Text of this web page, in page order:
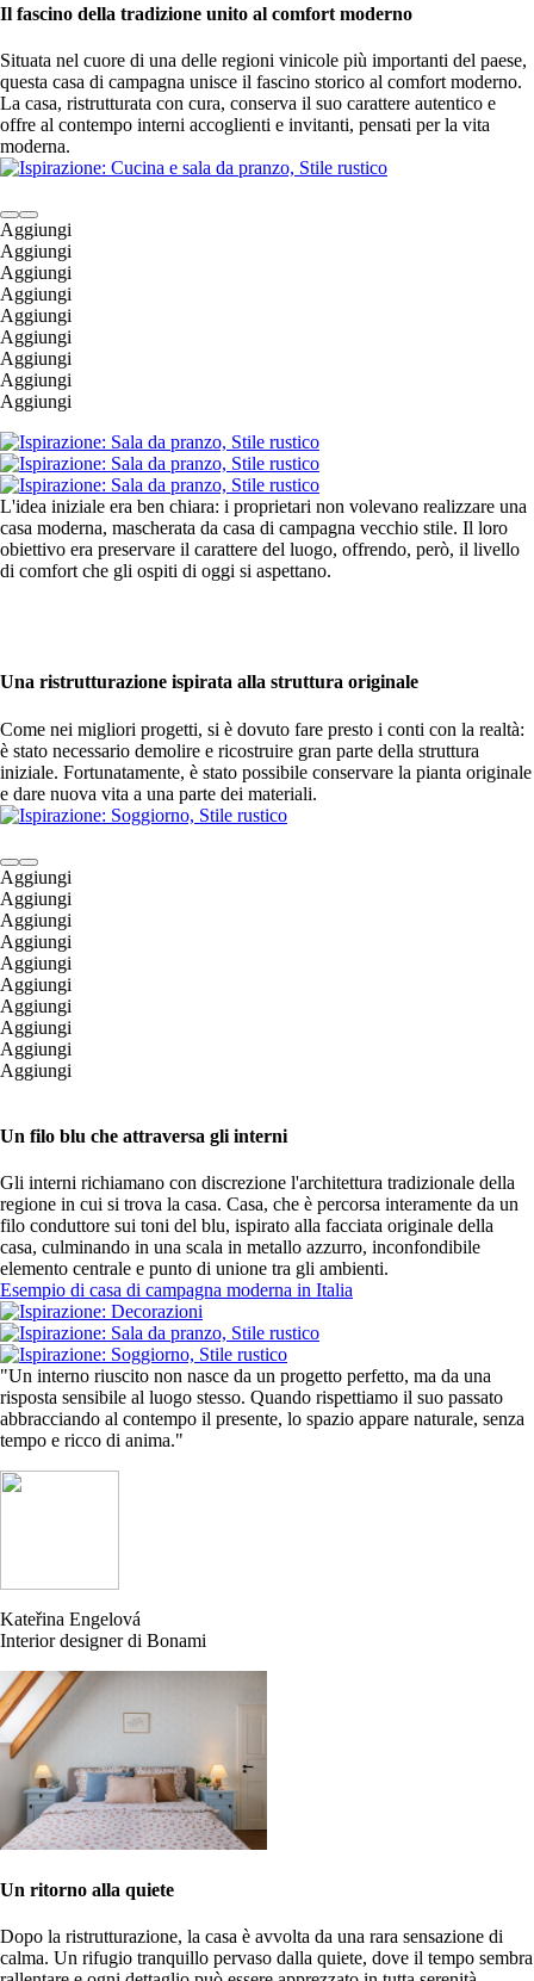
Il fascino della tradizione unito al comfort moderno
Situata nel cuore di una delle regioni vinicole più importanti del paese,
questa casa di campagna unisce il fascino storico al comfort moderno.
La casa, ristrutturata con cura, conserva il suo carattere autentico e
offre al contempo interni accoglienti e invitanti, pensati per la vita
moderna.
Aggiungi
Aggiungi
Aggiungi
Aggiungi
Aggiungi
Aggiungi
Aggiungi
Aggiungi
Aggiungi
L'idea iniziale era ben chiara: i proprietari non volevano realizzare una
casa moderna, mascherata da casa di campagna vecchio stile. Il loro
obiettivo era preservare il carattere del luogo, offrendo, però, il livello
di comfort che gli ospiti di oggi si aspettano.
Una ristrutturazione ispirata alla struttura originale
Come nei migliori progetti, si è dovuto fare presto i conti con la realtà:
è stato necessario demolire e ricostruire gran parte della struttura
iniziale. Fortunatamente, è stato possibile conservare la pianta originale
e dare nuova vita a una parte dei materiali.
Aggiungi
Aggiungi
Aggiungi
Aggiungi
Aggiungi
Aggiungi
Aggiungi
Aggiungi
Aggiungi
Aggiungi
Un filo blu che attraversa gli interni
Gli interni richiamano con discrezione l'architettura tradizionale della
regione in cui si trova la casa. Casa, che è percorsa interamente da un
filo conduttore sui toni del blu, ispirato alla facciata originale della
casa, culminando in una scala in metallo azzurro, inconfondibile
elemento centrale e punto di unione tra gli ambienti.
Esempio di casa di campagna moderna in Italia
"Un interno riuscito non nasce da un progetto perfetto, ma da una
risposta sensibile al luogo stesso. Quando rispettiamo il suo passato
abbracciando al contempo il presente, lo spazio appare naturale, senza
tempo e ricco di anima."
Kateřina Engelová
Interior designer di Bonami
Un ritorno alla quiete
Dopo la ristrutturazione, la casa è avvolta da una rara sensazione di
calma. Un rifugio tranquillo pervaso dalla quiete, dove il tempo sembra